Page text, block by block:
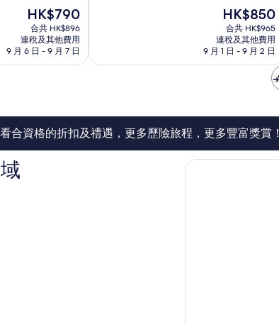
現
售
HK$790
HK$790
合共 HK$896
連稅及其他費用
9 月 6 日 - 9 月 7 日
其
完
評
價
現
售
HK$850
HK$850
合共 HK$965
連稅及其他費用
9 月 1 日 - 9 月 2 日
合資格的折扣及禮遇，更多歷險旅程，更多豐富獎賞！